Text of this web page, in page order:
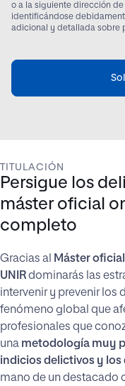
o a la siguiente dirección
identificándose
adicional y detallada sobre
TITULACIÓN
Persigue los
máster oficial
completo
Gracias al
Máster
UNIRdominarás las
intervenir y prevenir los
fenómeno global que
profesionales que
una metodología muy
indicios delictivos y
mano de un destacado